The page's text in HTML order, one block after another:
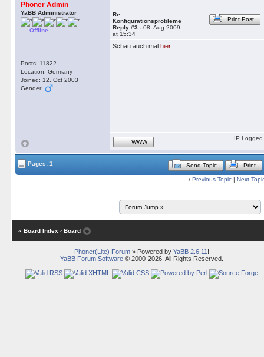
Phoner Admin
YaBB Administrator
Offline
Posts: 11822
Location: Germany
Joined: 12. Oct 2003
Gender:
Re:
Konfigurationsprobleme
Reply #3 - 08. Aug 2009
at 15:34
Print Post
Schau auch mal hier.
WWW
IP Logged
Pages: 1 Send Topic Print
‹ Previous Topic | Next
« Board Index ‹ Board
Phoner(Lite) Forum» Powered by YaBB 2.6.11 !
YaBB Forum Software© 2000-2026. All Rights Reserved.